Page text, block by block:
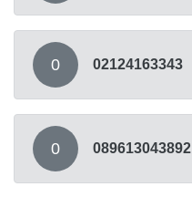
0 02124163343
0 089613043892